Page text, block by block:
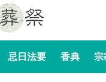
忌日法要 香典 宗